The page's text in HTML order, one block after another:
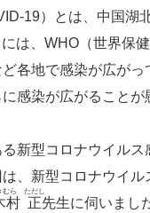
19）とは、中国湖
は、WHO（世界保
各地で感染が広が
感染が広がることが
新型コロナウイル
、新型コロナウイ
村
むら
正
ただし
先生に伺いまし